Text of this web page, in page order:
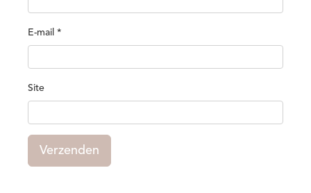
E-mail *
Site
Verzenden